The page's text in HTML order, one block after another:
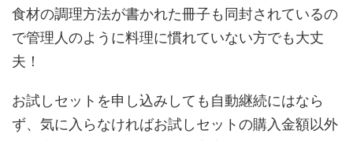
食材の調理方法が書かれた冊子も同封されているの
で管理人のように料理に慣れていない方でも大丈
夫！
お試しセットを申し込みしても自動継続にはなら
ず、気に入らなければお試しセットの購入金額以外